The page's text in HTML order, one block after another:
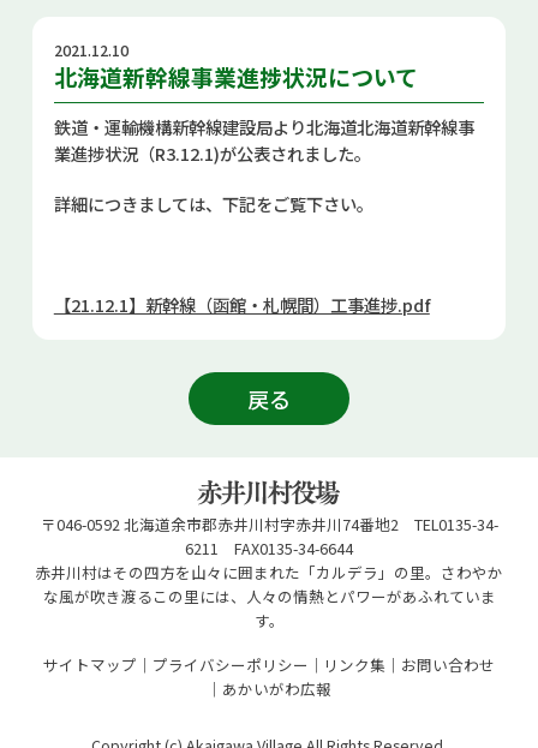
ふるさと納税
観光・イベント情報
Select Language ▼
2021.12.10
北海道新幹線事業進捗状況について
鉄道・運輸機構新幹線建設局より北海道北海道新幹線事
業進捗状況（R3.12.1)が公表されました。
詳細につきましては、下記をご覧下さい。
【21.12.1】新幹線（函館・札幌間）工事進捗.pdf
戻る
〒046-0592 北海道余市郡赤井川村字赤井川74番地2 TEL0135-34-
6211 FAX0135-34-6644
赤井川村はその四方を山々に囲まれた「カルデラ」の里。さわやか
な風が吹き渡るこの里には、人々の情熱とパワーがあふれていま
す。
サイトマップ
プライバシーポリシー リンク集
お問い合わせ
あかいがわ広報